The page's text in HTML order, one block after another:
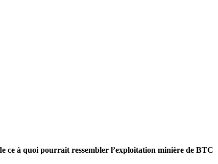
ce à quoi pourrait ressembler l’exploitation minière de BTC